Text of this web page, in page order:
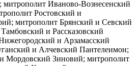
митрополит Иваново-Вознесенский
Ростовский и
митрополит Брянский и Севский
и Рассказовский
и Арзамасский
и Алчевский Пантелеимон;
Мордовский Зиновий; митрополит